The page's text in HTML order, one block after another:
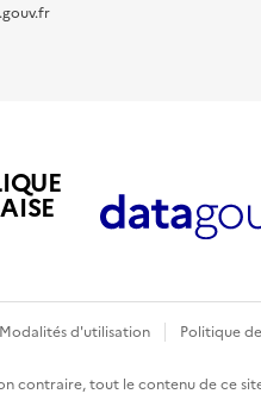
Modalités d'utilisation Politique
contraire, tout le contenu de ce